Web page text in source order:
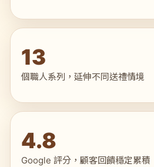
13
個職人系列，延伸不同送禮情境
4.8
Google 評分，顧客回饋穩定累積